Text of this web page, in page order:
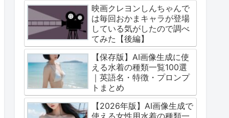
映画クレヨンしんちゃんで
は毎回おかまキャラが登場
している気がしたので調べ
てみた【後編】
【保存版】AI画像生成に使
える水着の種類一覧100選
｜英語名・特徴・プロンプ
トまとめ
【2026年版】AI画像生成で
使える女性用水着の種類一